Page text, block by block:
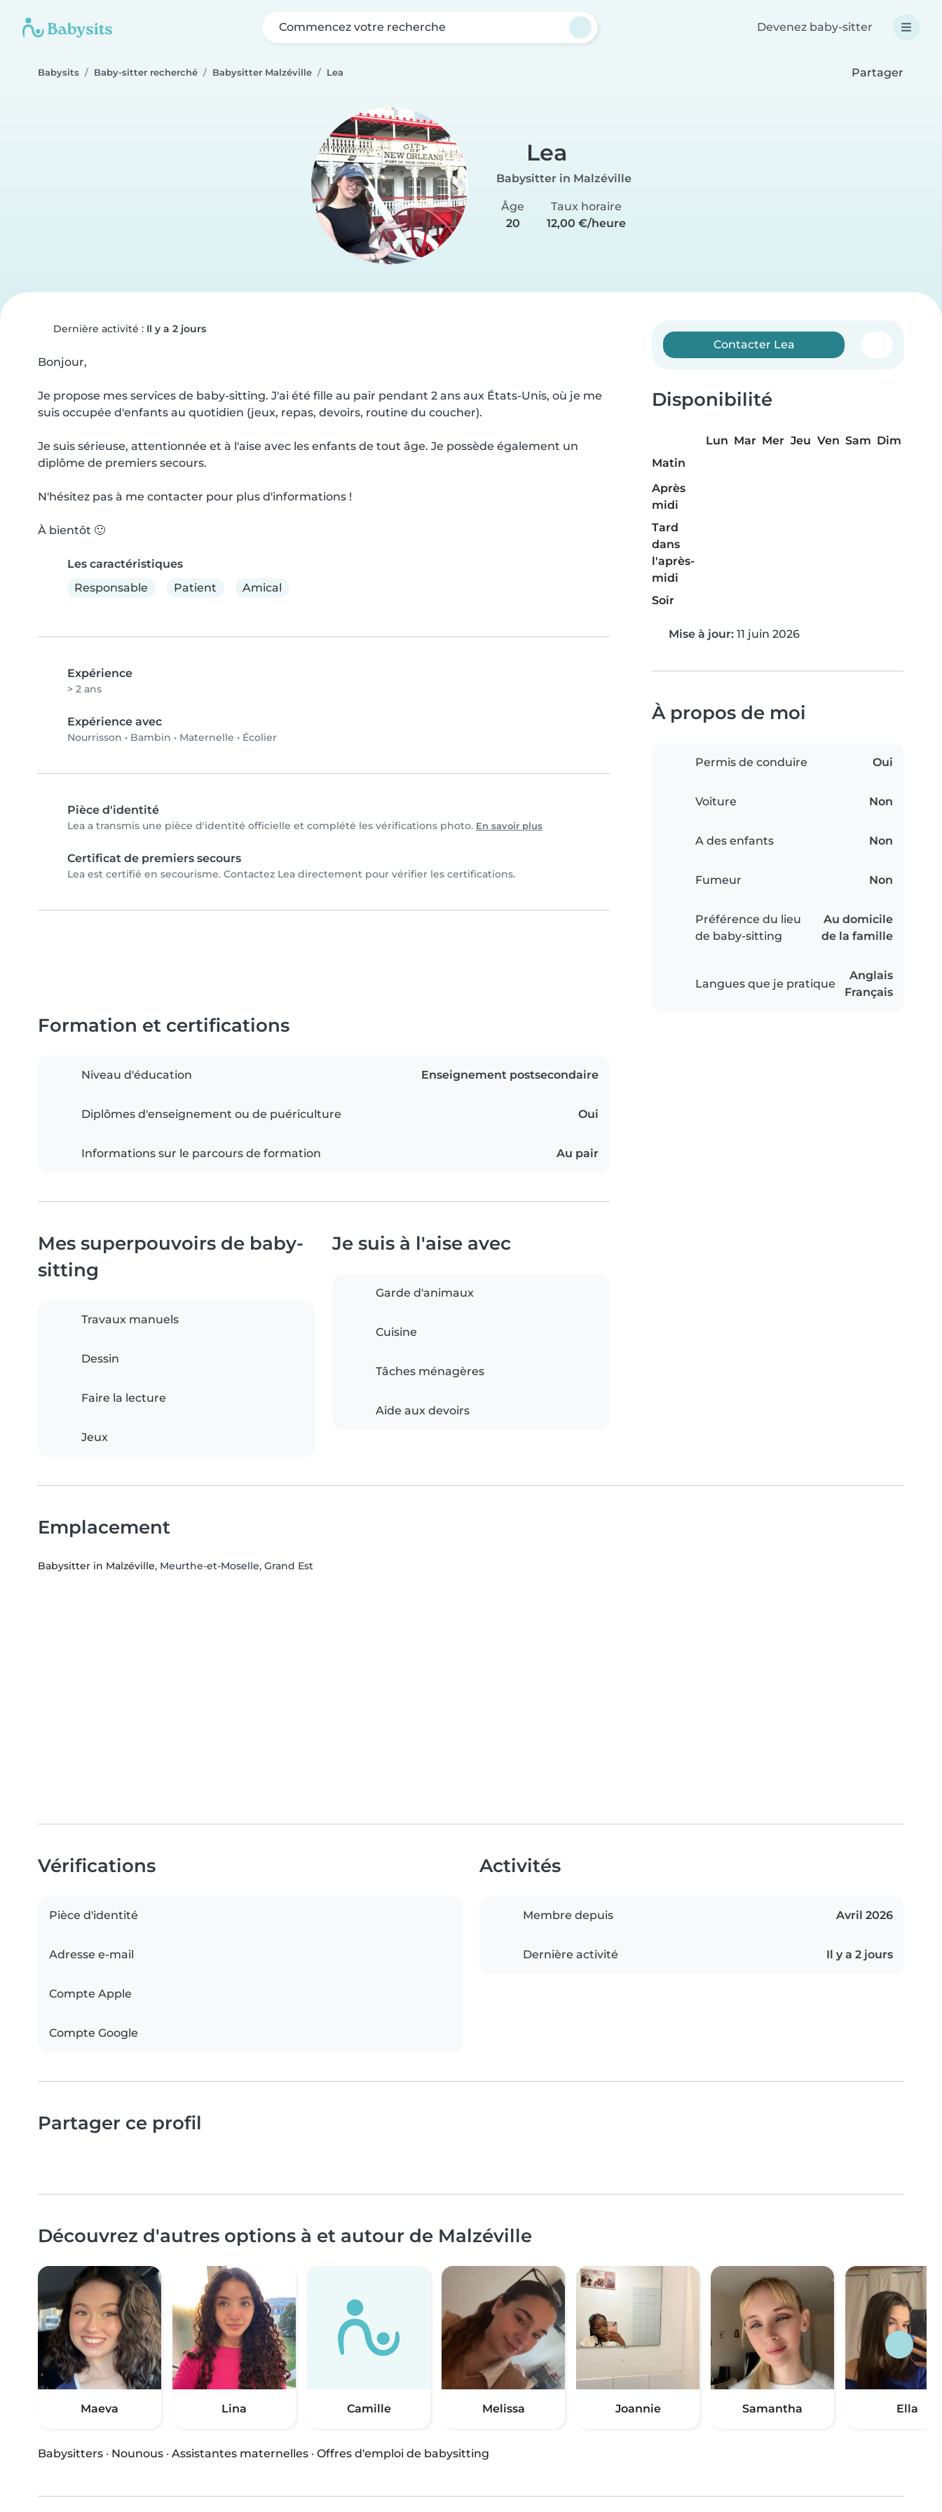
Commencez votre recherche Devenez baby-sitter
Babysits Baby-sitter recherché Babysitter Malzéville Lea Partager
Lea
Babysitter in Malzéville
Âge
20
Taux horaire
12,00 €/heure
Dernière activité : Il y a 2 jours
Bonjour,
Je propose mes services de baby-sitting. J'ai été fille au pair pendant 2 ans aux États-Unis, où je me
suis occupée d'enfants au quotidien (jeux, repas, devoirs, routine du coucher).
Je suis sérieuse, attentionnée et à l'aise avec les enfants de tout âge. Je possède également un
diplôme de premiers secours.
N'hésitez pas à me contacter pour plus d'informations !
À bientôt 🙂
Les caractéristiques
Responsable
Patient Amical
Expérience
> 2 ans
Expérience avec
Nourrisson • Bambin • Maternelle • Écolier
Pièce d'identité
Lea a transmis une pièce d'identité officielle et complété les vérifications photo. En savoir plus
Certificat de premiers secours
Lea est certifié en secourisme. Contactez Lea directement pour vérifier les certifications.
Contacter Lea
Disponibilité
Lun Mar Mer Jeu Ven Sam Dim
Matin
Après
midi
Tard
dans
l'après-
midi
Soir
Mise à jour: 11 juin 2026
À propos de moi
Permis de conduire Oui
Voiture Non
A des enfants Non
Fumeur Non
Préférence du lieu
de baby-sitting
Au domicile
de la famille
Langues que je pratique
Anglais
Français
Formation et certifications
Niveau d'éducation Enseignement postsecondaire
Diplômes d'enseignement ou de puériculture Oui
Informations sur le parcours de formation Au pair
Mes superpouvoirs de baby-
sitting
Travaux manuels
Dessin
Faire la lecture
Jeux
Je suis à l'aise avec
Garde d'animaux
Cuisine
Tâches ménagères
Aide aux devoirs
Emplacement
Babysitter in Malzéville, Meurthe-et-Moselle, Grand Est
Vérifications
Pièce d'identité
Adresse e-mail
Compte Apple
Compte Google
Activités
Membre depuis Avril 2026
Dernière activité Il y a 2 jours
Partager ce profil
Découvrez d'autres options à et autour de Malzéville
Maeva Lina Camille Melissa Joannie Samantha Ella
Babysitters · Nounous · Assistantes maternelles · Offres d'emploi de babysitting